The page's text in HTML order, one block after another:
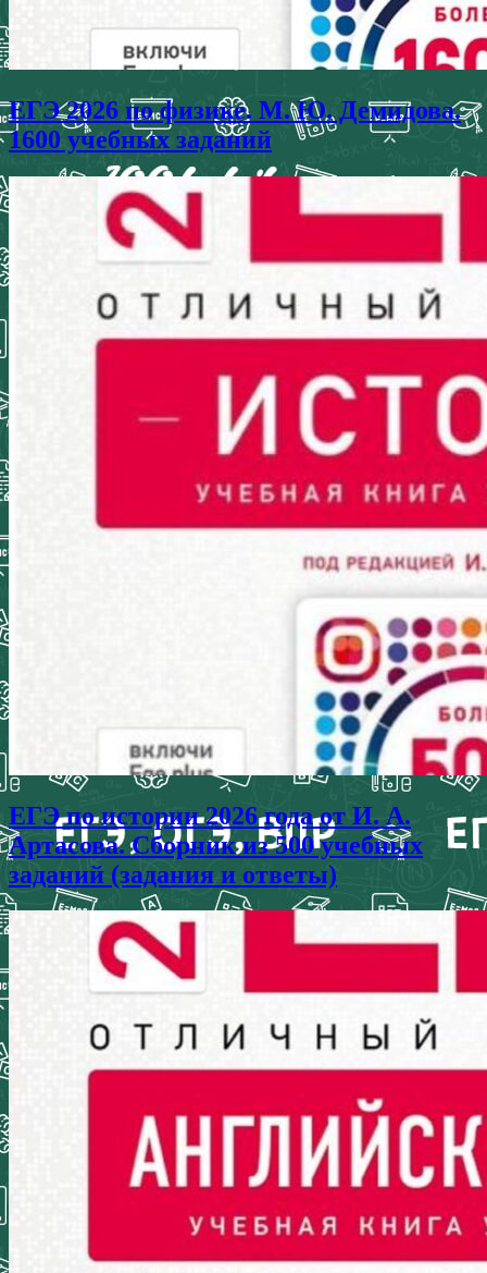
ЕГЭ 2026 по физике. М. Ю. Демидова.
1600 учебных заданий
ЕГЭ по истории 2026 года от И. А.
Артасова. Сборник из 500 учебных
заданий (задания и ответы)